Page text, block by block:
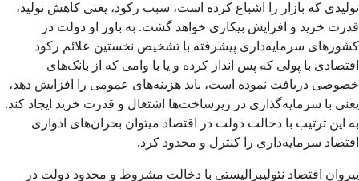
تولیدی که بازار را اشباع کرده است، سبب رکود، یعنی کاهش تولید،
قدرت خرید و افزایش بیکاری خواهد گشت. به باور او دولت در
کشورهای سرمایه‌داری پیشرفته با تشخیص نخستین علائم رکود
اقتصادی با پولی که پس انداز کرده و یا با وامی که از بانک‌های
خصوصی دریافت نموده است، باید هزینه‌های عمومی را افزایش دهد،
یعنی با سرمایه‌گذاری در زیرساخت‌ها اشتغال و قدرت خرید ایجاد کند.
به این ترتیب با دخالت دولت در اقتصاد میتوان بحران‌های ادواری
اقتصاد سرمایه‌داری را کنترل و محدود کرد.
پیروان اقتصاد نئولیبرالیستی با دخالت مشروط و محدود دولت در